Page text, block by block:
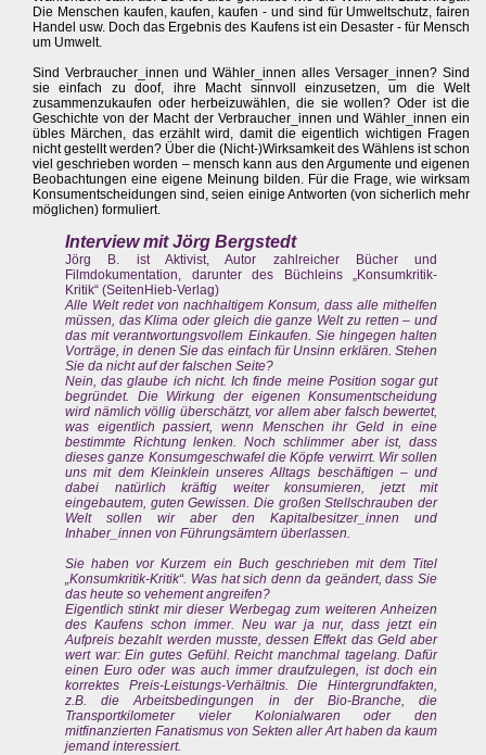
Die Menschen kaufen, kaufen, kaufen - und sind für Umweltschutz, fairen
Handel usw. Doch das Ergebnis des Kaufens ist ein Desaster - für Mensch
um Umwelt.
Sind Verbraucher_innen und Wähler_innen alles Versager_innen? Sind
sie einfach zu doof, ihre Macht sinnvoll einzusetzen, um die Welt
zusammenzukaufen oder herbeizuwählen, die sie wollen? Oder ist die
Geschichte von der Macht der Verbraucher_innen und Wähler_innen ein
übles Märchen, das erzählt wird, damit die eigentlich wichtigen Fragen
nicht gestellt werden? Über die (Nicht-)Wirksamkeit des Wählens ist schon
viel geschrieben worden – mensch kann aus den Argumente und eigenen
Beobachtungen eine eigene Meinung bilden. Für die Frage, wie wirksam
Konsumentscheidungen sind, seien einige Antworten (von sicherlich mehr
möglichen) formuliert.
Interview mit Jörg Bergstedt
Jörg B. ist Aktivist, Autor zahlreicher Bücher und
Filmdokumentation, darunter des Büchleins „Konsumkritik-
Kritik“ (SeitenHieb-Verlag)
Alle Welt redet von nachhaltigem Konsum, dass alle mithelfen
müssen, das Klima oder gleich die ganze Welt zu retten – und
das mit verantwortungsvollem Einkaufen. Sie hingegen halten
Vorträge, in denen Sie das einfach für Unsinn erklären. Stehen
Sie da nicht auf der falschen Seite?
Nein, das glaube ich nicht. Ich finde meine Position sogar gut
begründet. Die Wirkung der eigenen Konsumentscheidung
wird nämlich völlig überschätzt, vor allem aber falsch bewertet,
was eigentlich passiert, wenn Menschen ihr Geld in eine
bestimmte Richtung lenken. Noch schlimmer aber ist, dass
dieses ganze Konsumgeschwafel die Köpfe verwirrt. Wir sollen
uns mit dem Kleinklein unseres Alltags beschäftigen – und
dabei natürlich kräftig weiter konsumieren, jetzt mit
eingebautem, guten Gewissen. Die großen Stellschrauben der
Welt sollen wir aber den Kapitalbesitzer_innen und
Inhaber_innen von Führungsämtern überlassen.
Sie haben vor Kurzem ein Buch geschrieben mit dem Titel
„Konsumkritik-Kritik“. Was hat sich denn da geändert, dass Sie
das heute so vehement angreifen?
Eigentlich stinkt mir dieser Werbegag zum weiteren Anheizen
des Kaufens schon immer. Neu war ja nur, dass jetzt ein
Aufpreis bezahlt werden musste, dessen Effekt das Geld aber
wert war: Ein gutes Gefühl. Reicht manchmal tagelang. Dafür
einen Euro oder was auch immer draufzulegen, ist doch ein
korrektes Preis-Leistungs-Verhältnis. Die Hintergrundfakten,
z.B. die Arbeitsbedingungen in der Bio-Branche, die
Transportkilometer vieler Kolonialwaren oder den
mitfinanzierten Fanatismus von Sekten aller Art haben da kaum
jemand interessiert.